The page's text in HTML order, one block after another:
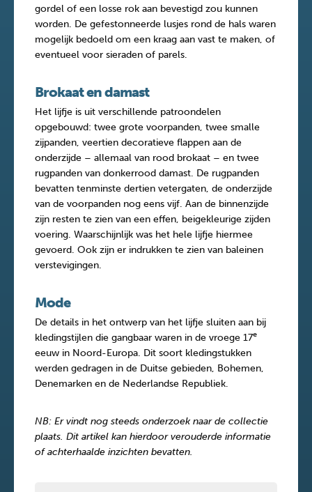
gordel of een losse rok aan bevestigd zou kunnen
worden. De gefestonneerde lusjes rond de hals waren
mogelijk bedoeld om een kraag aan vast te maken, of
eventueel voor sieraden of parels.
Brokaat en damast
Het lijfje is uit verschillende patroondelen
opgebouwd: twee grote voorpanden, twee smalle
zijpanden, veertien decoratieve flappen aan de
onderzijde – allemaal van rood brokaat – en twee
rugpanden van donkerrood damast. De rugpanden
bevatten tenminste dertien vetergaten, de onderzijde
van de voorpanden nog eens vijf. Aan de binnenzijde
zijn resten te zien van een effen, beigekleurige zijden
voering. Waarschijnlijk was het hele lijfje hiermee
gevoerd. Ook zijn er indrukken te zien van baleinen
verstevigingen.
Mode
De details in het ontwerp van het lijfje sluiten aan bij
kledingstijlen die gangbaar waren in de vroege 17e
eeuw in Noord-Europa. Dit soort kledingstukken
werden gedragen in de Duitse gebieden, Bohemen,
Denemarken en de Nederlandse Republiek.
NB: Er vindt nog steeds onderzoek naar de collectie
plaats. Dit artikel kan hierdoor verouderde informatie
of achterhaalde inzichten bevatten.